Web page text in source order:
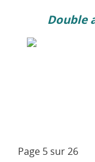
Double
Page 5 sur 26